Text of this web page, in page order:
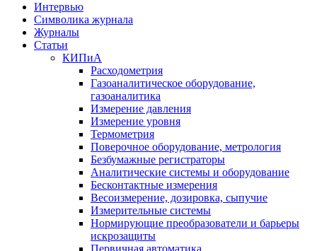
Интервью
Символика журнала
Журналы
Статьи
КИПиА
Расходометрия
Газоаналитическое оборудование,
газоаналитика
Измерение давления
Измерение уровня
Термометрия
Поверочное оборудование, метрология
Безбумажные регистраторы
Аналитические системы и оборудование
Бесконтактные измерения
Весоизмерение, дозировка, сыпучие
Измерительные системы
Нормирующие преобразователи и барьеры
искрозащиты